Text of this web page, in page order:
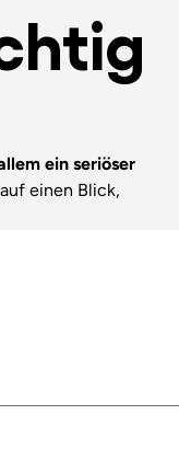
ein seriöser
einen Blick,